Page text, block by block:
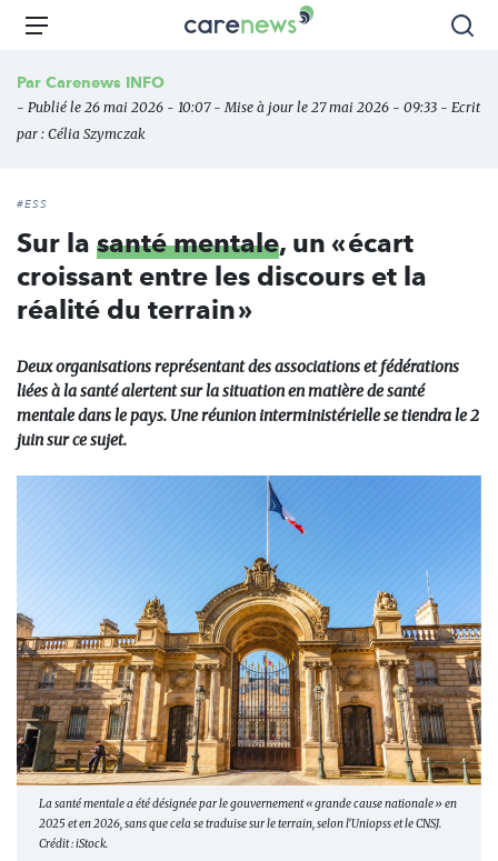
Aller
principal
Carenews,
des
Menu
Par Carenews INFO
- Publié le 26 mai 2026 - 10:07 - Mise à jour le 27 mai 2026 - 09:33 - Ecrit
par : Célia Szymczak
#ESS
Sur la santé mentale, un « écart
croissant entre les discours et la
réalité du terrain »
Deux organisations représentant des associations et fédérations
liées à la santé alertent sur la situation en matière de santé
mentale dans le pays. Une réunion interministérielle se tiendra le 2
juin sur ce sujet.
La santé mentale a été désignée par le gouvernement « grande cause nationale » en
2025 et en 2026, sans que cela se traduise sur le terrain, selon l'Uniopss et le CNSJ.
Crédit : iStock.